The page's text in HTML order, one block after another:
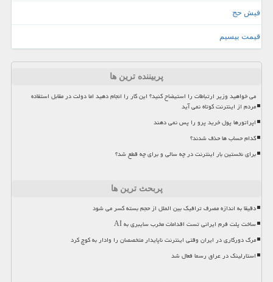
فیش حج
قیمت بیسیم
پربیننده ترین ها
می خواهید وزیر ارتباطات را استیضاح کنید؟ این کار را انجام دهید اما دولت در مقابل استفاده
مردم از اینترنت کوتاه نمی آید
اپراتورها پول خرید پرو را پس نمی دهند
کدام حساب ها حذف شدند؟
برای نخستین بار اینترنت در چه سالی و برای چه قطع شد؟
پربحث ترین ها
دقیقا به اندازه مصرف ترافیک بین الملل از حجم بسته کسر می شود
ساخت پلت فرم ایرانی تست اقدامات مخرب سایبری به AI
مرگ دورکاری در ایران وقتی اینترنت ناپایدار متخصصان را وادار به کوچ کرد
استارلینک در عراق رسما فعال شد